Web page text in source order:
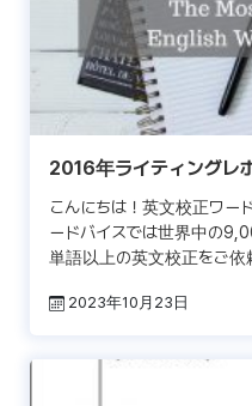
2016年ライティングレ
分析-
こんにちは！英文校正ワー
ードバイスでは世界中の
単語以上の英文校正をご依
2023年10月23日